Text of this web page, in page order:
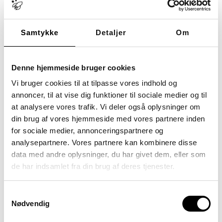
Samtykke Detaljer Om
Denne hjemmeside bruger cookies
Vi bruger cookies til at tilpasse vores indhold og
annoncer, til at vise dig funktioner til sociale medier og til
at analysere vores trafik. Vi deler også oplysninger om
din brug af vores hjemmeside med vores partnere inden
for sociale medier, annonceringspartnere og
analysepartnere. Vores partnere kan kombinere disse
data med andre oplysninger, du har givet dem, eller som
de har indsamlet fra din brug af deres tjenester.
Nødvendig
Anders Bonderup Kirstein
Cand.psych. fra AAU i 2003. Autoriseret Psykolog siden
Har en 2-årig psykoterapeutisk efteruddannelse for læger
og psykologer på specialistniveau i
personlighedsforstyrrelser. Herudover efteruddannelse i
mentalisering, tilknytning og mægling.
Anders har 20 års erfaring som psykolog, herunder fra
døgninstitution og klinisk praksis. Erfaren supervisor og
vejleder med omfattende erfaring med supervision til
autorisation.